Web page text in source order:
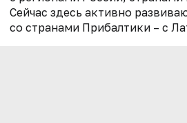
Сейчас здесь активно
со странами Прибалтики – с